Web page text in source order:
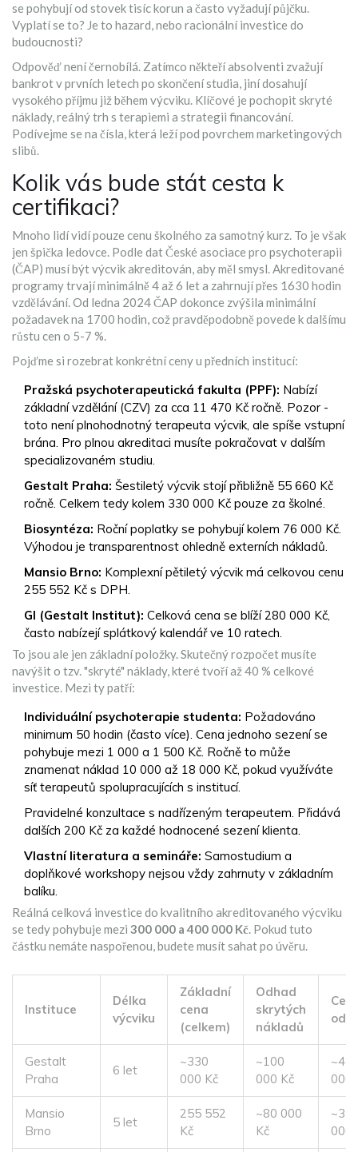
se pohybují od stovek tisíc korun a často vyžadují půjčku.
Vyplatí se to? Je to hazard, nebo racionální investice do
budoucnosti?
Odpověď není černobílá. Zatímco někteří absolventi zvažují
bankrot v prvních letech po skončení studia, jiní dosahují
vysokého příjmu již během výcviku. Klíčové je pochopit skryté
náklady, reálný trh s terapiemi a strategii financování.
Podívejme se na čísla, která leží pod povrchem marketingových
slibů.
Kolik vás bude stát cesta k
certifikaci?
Mnoho lidí vidí pouze cenu školného za samotný kurz. To je však
jen špička ledovce. Podle datČeské asociace pro psychoterapii
(ČAP) musí být výcvik akreditován, aby měl smysl. Akreditované
programy trvají minimálně 4 až 6 let a zahrnují přes 1630 hodin
vzdělávání. Od ledna 2024 ČAP dokonce zvýšila minimální
požadavek na 1700 hodin, což pravděpodobně povede k dalšímu
růstu cen o 5-7 %.
Pojďme si rozebrat konkrétní ceny u předních institucí:
Pražská psychoterapeutická fakulta (PPF): Nabízí
základní vzdělání (CZV) za cca 11 470 Kč ročně. Pozor -
toto není plnohodnotný terapeuta výcvik, ale spíše vstupní
brána. Pro plnou akreditaci musíte pokračovat v dalším
specializovaném studiu.
Gestalt Praha: Šestiletý výcvik stojí přibližně 55 660 Kč
ročně. Celkem tedy kolem 330 000 Kč pouze za školné.
Biosyntéza: Roční poplatky se pohybují kolem 76 000 Kč.
Výhodou je transparentnost ohledně externích nákladů.
Mansio Brno: Komplexní pětiletý výcvik má celkovou cenu
255 552 Kč s DPH.
GI (Gestalt Institut): Celková cena se blíží 280 000 Kč,
často nabízejí splátkový kalendář ve 10 ratech.
To jsou ale jen základní položky. Skutečný rozpočet musíte
navýšit o tzv. "skryté" náklady, které tvoří až 40 % celkové
investice. Mezi ty patří:
Individuální psychoterapie studenta: Požadováno
minimum 50 hodin (často více). Cena jednoho sezení se
pohybuje mezi 1 000 a 1 500 Kč. Ročně to může
znamenat náklad 10 000 až 18 000 Kč, pokud využíváte
síť terapeutů spolupracujících s institucí.
Pravidelné konzultace s nadřízeným terapeutem. Přidává
dalších 200 Kč za každé hodnocené sezení klienta.
Vlastní literatura a semináře: Samostudium a
doplňkové workshopy nejsou vždy zahrnuty v základním
balíku.
Reálná celková investice do kvalitního akreditovaného výcviku
se tedy pohybuje mezi 300 000 a 400 000 Kč. Pokud tuto
částku nemáte naspořenou, budete musít sahat po úvěru.
Instituce
Délka
výcviku
Základní
cena
(celkem)
Odhad
skrytých
nákladů
Gestalt
Praha
6 let
~330
000 Kč
~100
000 Kč
000
Mansio
Brno
5 let
255 552
Kč
~80 000
Kč
000